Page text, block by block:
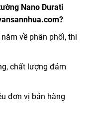
Nano Durati
về phân phối, thi
chất lượng đảm
đơn vị bán hàng